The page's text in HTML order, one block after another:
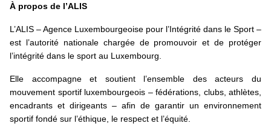
À propos de l’ALIS
L’ALIS – Agence Luxembourgeoise pour l’Intégrité dans le Sport –
est l’autorité nationale chargée de promouvoir et de protéger
l’intégrité dans le sport au Luxembourg.
Elle accompagne et soutient l’ensemble des acteurs du
mouvement sportif luxembourgeois – fédérations, clubs, athlètes,
encadrants et dirigeants – afin de garantir un environnement
sportif fondé sur l’éthique, le respect et l’équité.